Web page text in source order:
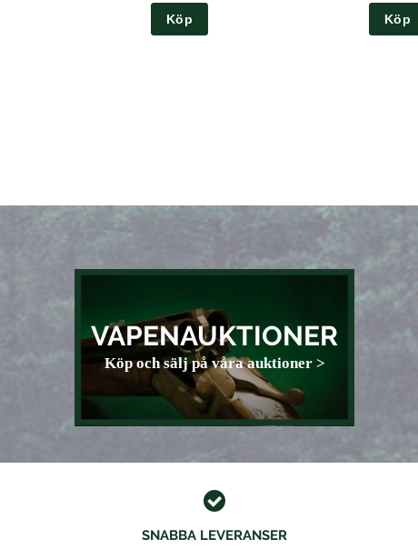
Köp Köp
VAPENAUKTIONER
Köp och sälj på våra auktioner >
SNABBA LEVERANSER